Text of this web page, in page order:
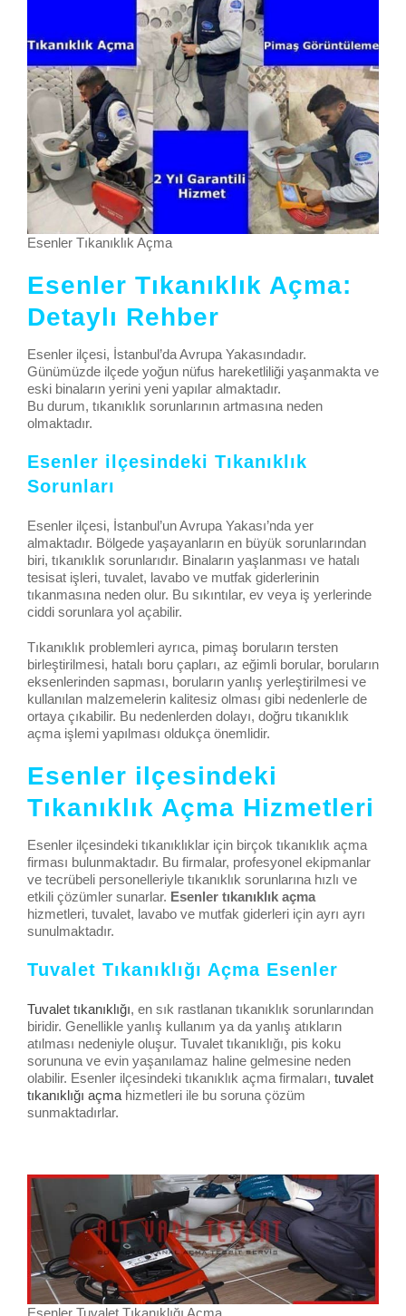
Esenler Tıkanıklık Açma
Esenler Tıkanıklık Açma:
Detaylı Rehber
Esenler ilçesi, İstanbul’da Avrupa Yakasındadır.
Günümüzde ilçede yoğun nüfus hareketliliği yaşanmakta ve
eski binaların yerini yeni yapılar almaktadır.
Bu durum, tıkanıklık sorunlarının artmasına neden
olmaktadır.
Esenler ilçesindeki Tıkanıklık
Sorunları
Esenler ilçesi, İstanbul’un Avrupa Yakası’nda yer
almaktadır. Bölgede yaşayanların en büyük sorunlarından
biri, tıkanıklık sorunlarıdır. Binaların yaşlanması ve hatalı
tesisat işleri, tuvalet, lavabo ve mutfak giderlerinin
tıkanmasına neden olur. Bu sıkıntılar, ev veya iş yerlerinde
ciddi sorunlara yol açabilir.
Tıkanıklık problemleri ayrıca, pimaş boruların tersten
birleştirilmesi, hatalı boru çapları, az eğimli borular, boruların
eksenlerinden sapması, boruların yanlış yerleştirilmesi ve
kullanılan malzemelerin kalitesiz olması gibi nedenlerle de
ortaya çıkabilir. Bu nedenlerden dolayı, doğru tıkanıklık
açma işlemi yapılması oldukça önemlidir.
Esenler ilçesindeki
Tıkanıklık Açma Hizmetleri
Esenler ilçesindeki tıkanıklıklar için birçok tıkanıklık açma
firması bulunmaktadır. Bu firmalar, profesyonel ekipmanlar
ve tecrübeli personelleriyle tıkanıklık sorunlarına hızlı ve
etkili çözümler sunarlar. Esenler tıkanıklık açma
hizmetleri, tuvalet, lavabo ve mutfak giderleri için ayrı ayrı
sunulmaktadır.
Tuvalet Tıkanıklığı Açma Esenler
Tuvalet tıkanıklığı, en sık rastlanan tıkanıklık sorunlarından
biridir. Genellikle yanlış kullanım ya da yanlış atıkların
atılması nedeniyle oluşur. Tuvalet tıkanıklığı, pis koku
sorununa ve evin yaşanılamaz haline gelmesine neden
olabilir. Esenler ilçesindeki tıkanıklık açma firmaları, tuvalet
tıkanıklığı açmahizmetleri ile bu soruna çözüm
sunmaktadırlar.
Esenler Tuvalet Tıkanıklığı Açma